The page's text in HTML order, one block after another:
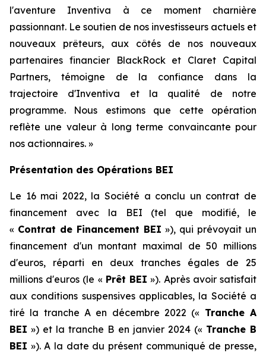
l'aventure Inventiva à ce moment charnière
passionnant. Le soutien de nos investisseurs actuels et
nouveaux prêteurs, aux côtés de nos nouveaux
partenaires financier BlackRock et Claret Capital
Partners, témoigne de la confiance dans la
trajectoire d'Inventiva et la qualité de notre
programme. Nous estimons que cette opération
reflète une valeur à long terme convaincante pour
nos actionnaires. »
Présentation des Opérations BEI
Le 16 mai 2022, la Société a conclu un contrat de
financement avec la BEI (tel que modifié, le
« Contrat de Financement BEI »), qui prévoyait un
financement d'un montant maximal de 50 millions
d'euros, réparti en deux tranches égales de 25
millions d'euros (le « Prêt BEI »). Après avoir satisfait
aux conditions suspensives applicables, la Société a
tiré la tranche A en décembre 2022 (« Tranche A
BEI ») et la tranche B en janvier 2024 (« Tranche B
BEI »). A la date du présent communiqué de presse,